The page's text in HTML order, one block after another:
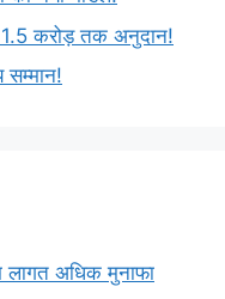
1.5 करोड़ तक अनुदान!
सम्मान!
लागत अधिक मुनाफा